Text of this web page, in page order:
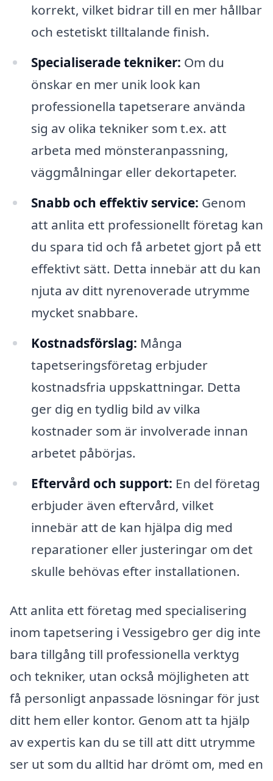
korrekt, vilket bidrar till en mer hållbar
och estetiskt tilltalande finish.
Specialiserade tekniker: Om du
önskar en mer unik look kan
professionella tapetserare använda
sig av olika tekniker som t.ex. att
arbeta med mönsteranpassning,
väggmålningar eller dekortapeter.
Snabb och effektiv service: Genom
att anlita ett professionellt företag kan
du spara tid och få arbetet gjort på ett
effektivt sätt. Detta innebär att du kan
njuta av ditt nyrenoverade utrymme
mycket snabbare.
Kostnadsförslag: Många
tapetseringsföretag erbjuder
kostnadsfria uppskattningar. Detta
ger dig en tydlig bild av vilka
kostnader som är involverade innan
arbetet påbörjas.
Eftervård och support: En del företag
erbjuder även eftervård, vilket
innebär att de kan hjälpa dig med
reparationer eller justeringar om det
skulle behövas efter installationen.
Att anlita ett företag med specialisering
inom tapetsering i Vessigebro ger dig inte
bara tillgång till professionella verktyg
och tekniker, utan också möjligheten att
få personligt anpassade lösningar för just
ditt hem eller kontor. Genom att ta hjälp
av expertis kan du se till att ditt utrymme
ser ut som du alltid har drömt om, med en